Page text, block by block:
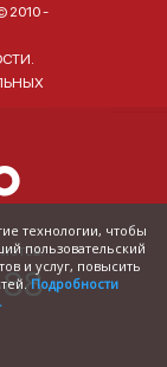
2010 -
технологии, чтобы
пользовательский
и услуг, повысить
Подробности